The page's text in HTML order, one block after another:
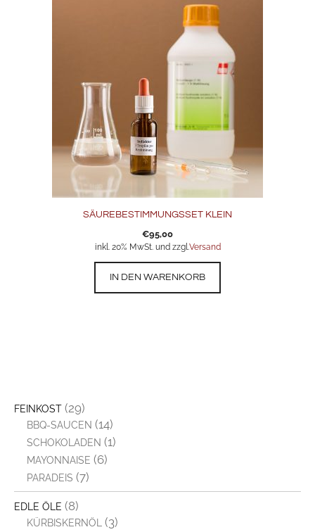
SÄUREBESTIMMUNGSSET KLEIN
€95,00
inkl. 20% MwSt. und zzgl.Versand
IN DEN WARENKORB
FEINKOST (29)
BBQ-SAUCEN (14)
SCHOKOLADEN (1)
MAYONNAISE (6)
PARADEIS (7)
EDLE ÖLE (8)
KÜRBISKERNÖL (3)